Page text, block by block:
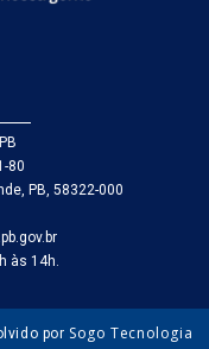
80
PB, 58322-000
às 14h.
por Sogo Tecnologia